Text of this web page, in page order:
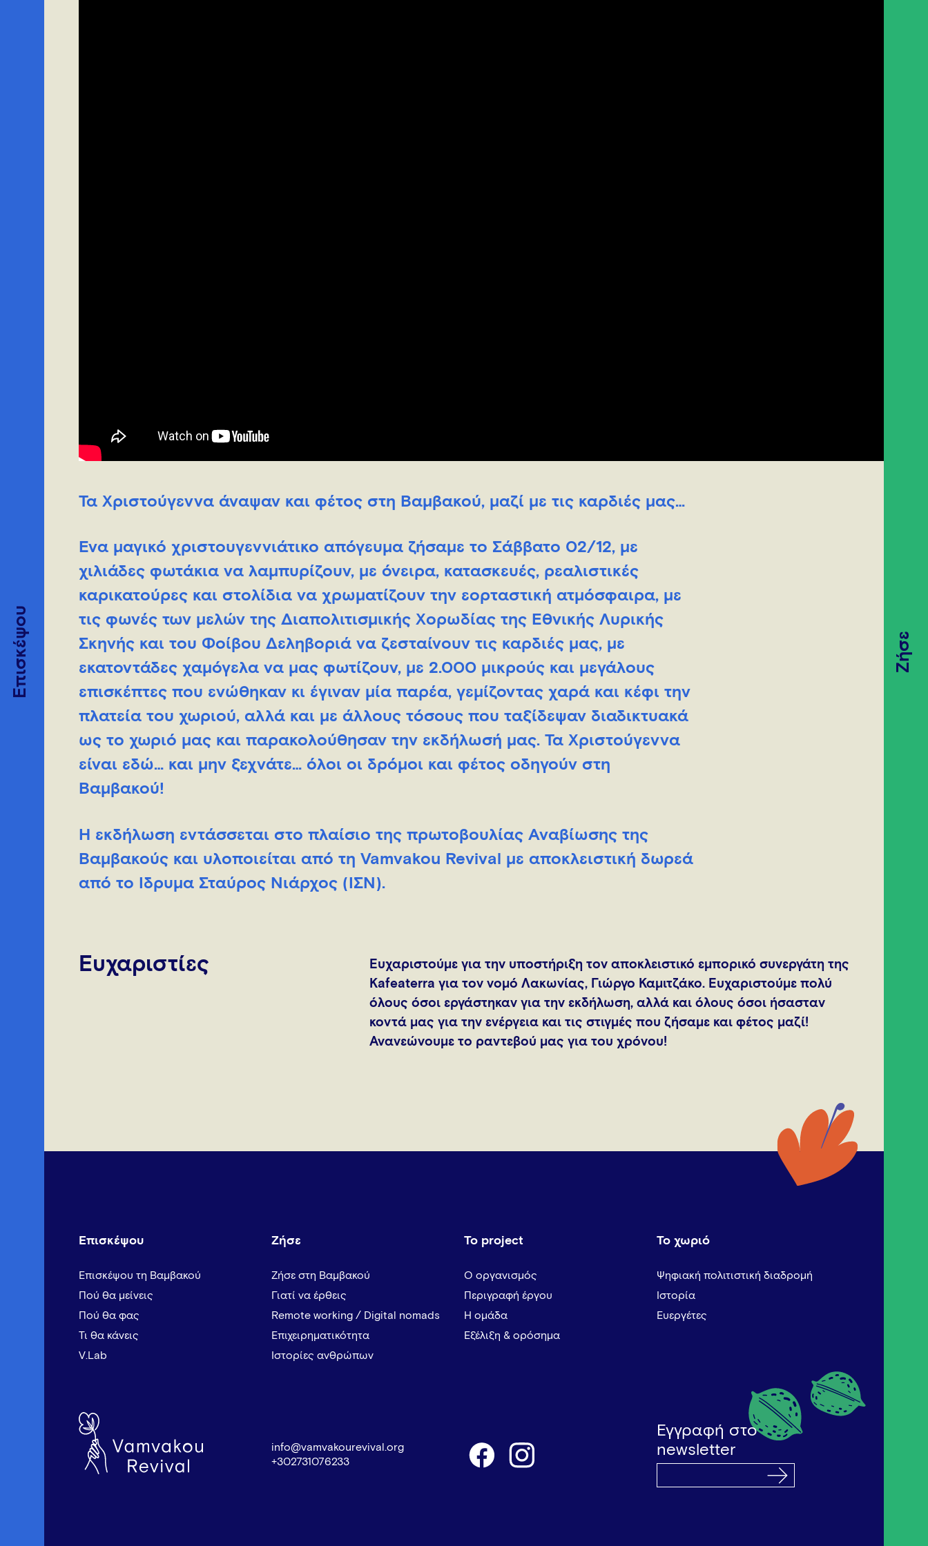
Ζήσε
Επισκέψου
Τα Χριστούγεννα άναψαν και φέτος στη Βαμβακού, μαζί με τις καρδιές μας…
Ένα μαγικό χριστουγεννιάτικο απόγευμα ζήσαμε το Σάββατο 02/12, με
χιλιάδες φωτάκια να λαμπυρίζουν, με όνειρα, κατασκευές, ρεαλιστικές
καρικατούρες και στολίδια να χρωματίζουν την εορταστική ατμόσφαιρα, με
τις φωνές των μελών της Διαπολιτισμικής Χορωδίας της Εθνικής Λυρικής
Σκηνής και του Φοίβου Δεληβοριά να ζεσταίνουν τις καρδιές μας, με
εκατοντάδες χαμόγελα να μας φωτίζουν, με 2.000 μικρούς και μεγάλους
επισκέπτες που ενώθηκαν κι έγιναν μία παρέα, γεμίζοντας χαρά και κέφι την
πλατεία του χωριού, αλλά και με άλλους τόσους που ταξίδεψαν διαδικτυακά
ως το χωριό μας και παρακολούθησαν την εκδήλωσή μας. Τα Χριστούγεννα
είναι εδώ… και μην ξεχνάτε… όλοι οι δρόμοι και φέτος οδηγούν στη
Βαμβακού!
Η εκδήλωση εντάσσεται στο πλαίσιο της πρωτοβουλίας Αναβίωσης της
Βαμβακούς και υλοποιείται από τη Vamvakou Revival με αποκλειστική δωρεά
από το Ίδρυμα Σταύρος Νιάρχος (ΙΣΝ).
Ευχαριστίες
Ευχαριστούμε για την υποστήριξη τον αποκλειστικό εμπορικό συνεργάτη της
Κafeaterra για τον νομό Λακωνίας, Γιώργο Καμιτζάκο. Ευχαριστούμε πολύ
όλους όσοι εργάστηκαν για την εκδήλωση, αλλά και όλους όσοι ήσασταν
κοντά μας για την ενέργεια και τις στιγμές που ζήσαμε και φέτος μαζί!
Ανανεώνουμε το ραντεβού μας για του χρόνου!
Επισκέψου
Επισκέψου τη Βαμβακού
Πού θα μείνεις
Πού θα φας
Τι θα κάνεις
V.Lab
Ζήσε
Ζήσε στη Βαμβακού
Γιατί να έρθεις
Remote working / Digital nomads
Επιχειρηματικότητα
Ιστορίες ανθρώπων
Το project
Ο οργανισμός
Περιγραφή έργου
Η ομάδα
Εξέλιξη & ορόσημα
Το χωριό
Ψηφιακή πολιτιστική διαδρομή
Ιστορία
Ευεργέτες
info@vamvakourevival.org
+302731076233
Εγγραφή στο
newsletter